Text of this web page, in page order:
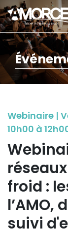
Webinaire |
10h00 à
froid :
l’AMO,
suivi